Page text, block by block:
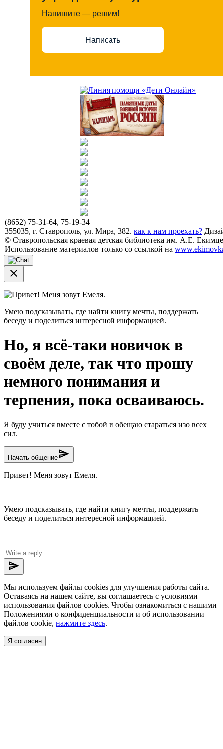
Напишите — решим!
Написать
(8652) 75-31-64, 75-19-34
355035, г. Ставрополь, ул. Мира, 382. как к нам проехать?
© Ставропольская краевая детская библиотека им. А.Е.
Использование материалов только со ссылкой на
close
Привет! Меня зовут Емеля.
Умею подсказывать, где найти книгу мечты, поддержать
беседу и поделиться интересной информацией.
Но, я всё-таки новичок в
своём деле, так что прошу
немного понимания и
терпения, пока осваиваюсь.
Я буду учиться вместе с тобой и обещаю стараться изо всех
сил.
Начать общениеsend
Привет! Меня зовут Емеля.
Умею подсказывать, где найти книгу мечты, поддержать
беседу и поделиться интересной информацией.
send
Мы используем файлы cookies для улучшения работы сайта.
Оставаясь на нашем сайте, вы соглашаетесь с условиями
использования файлов cookies. Чтобы ознакомиться с нашими
Положениями о конфиденциальности и об использовании
файлов cookie, нажмите здесь.
Я согласен